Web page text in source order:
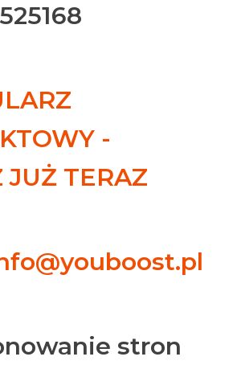
-
JUŻ TERAZ
stron